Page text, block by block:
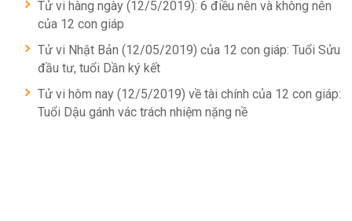
Tử vi hàng ngày (12/5/2019): 6 điều nên và không nên
của 12 con giáp
Tử vi Nhật Bản (12/05/2019) của 12 con giáp: Tuổi Sửu
đầu tư, tuổi Dần ký kết
Tử vi hôm nay (12/5/2019) về tài chính của 12 con giáp:
Tuổi Dậu gánh vác trách nhiệm nặng nề